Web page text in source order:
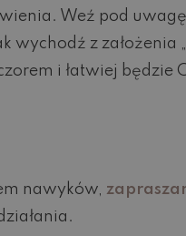
Weź pod
wychodź z założenia
i łatwiej
nawyków,